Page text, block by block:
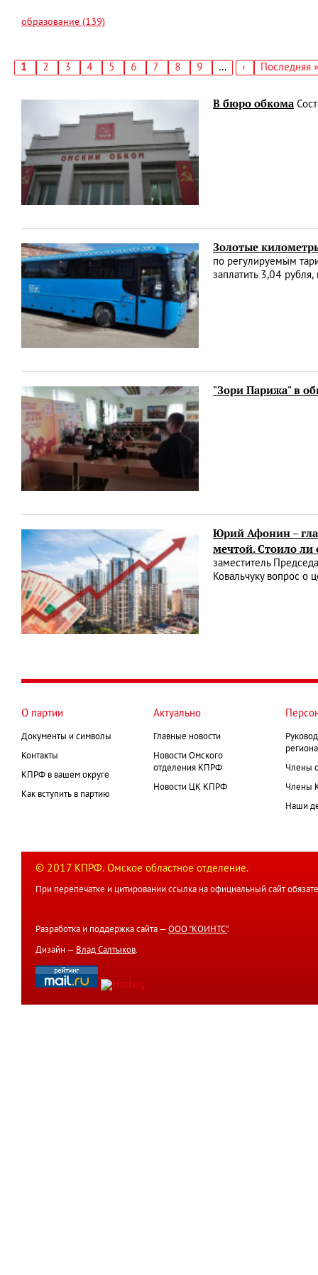
образование (139)
Текущая
1 Страница
2 Страница
3 Страница
4 Страница
5 Страница
6 Страница
7 Страница
8 Страница
9 …
Следующая
›
Последняя
Последняя »
В бюро обкома
Золотые
по регулируемым
заплатить 3,04
"Зори Парижа" в
Юрий Афонин –
мечтой. Стоило ли
заместитель
Ковальчуку вопрос о
О партии
Документы и символы
Контакты
КПРФ в вашем округе
Как вступить в партию
Актуально
Главные новости
Новости Омского
отделения КПРФ
Новости ЦК КПРФ
Члены
Члены
Наши
© 2017 КПРФ. Омское областное отделение.
При перепечатке и цитировании ссылка на официальный сайт
Разработка и поддержка сайта — ООО "КОИНТС".
Дизайн — Влад Салтыков.